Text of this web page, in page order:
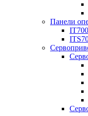
Панели